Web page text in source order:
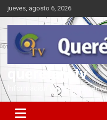
Saltar
al
contenido
jueves, agosto 6, 2026
queretarotv
Información y entretenimiento